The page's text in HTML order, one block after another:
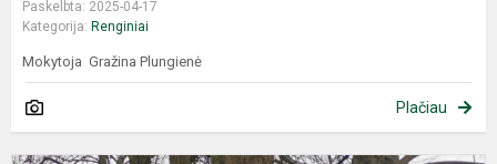
Paskelbta: 2025-04-17
Kategorija: Renginiai
Mokytoja Gražina Plungienė
Plačiau